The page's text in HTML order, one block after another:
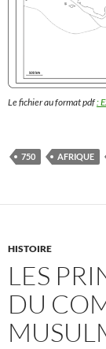
Le fichier au format pdf:
750 AFRIQUE
HISTOIRE
LES
DU